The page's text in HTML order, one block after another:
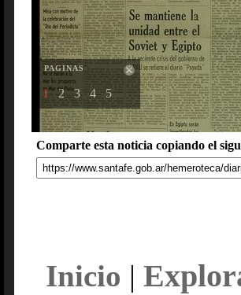
PAGINAS
1 2 3 4 5
Comparte esta noticia copiando el
Inicio |